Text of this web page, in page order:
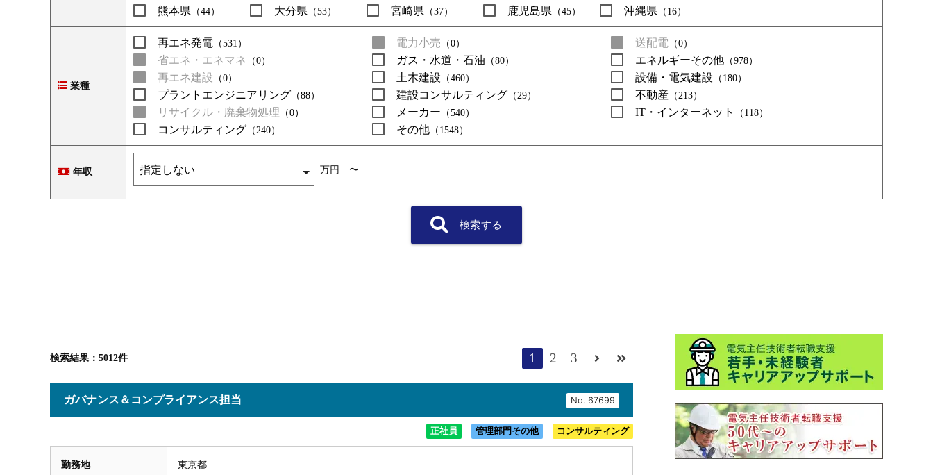
熊本県 （44） 大分県 （53） 宮崎県 （37） 鹿児島県 （45） 沖縄県 （16）
業種
再エネ発電 （531） 電力小売 （0） 送配電 （0）
省エネ・エネマネ （0） ガス・水道・石油 （80） エネルギーその他 （978）
再エネ建設 （0） 土木建設 （460） 設備・電気建設 （180）
プラントエンジニアリング （88） 建設コンサルティング （29） 不動産 （213）
リサイクル・廃棄物処理 （0） メーカー （540） IT・インターネット （118）
コンサルティング （240） その他 （1548）
年収 万円 〜
検索する
検索結果：5012件 1 2 3
No.
ガバナンス＆コンプライアンス担当
正社員 管理部門その他 コンサルティング
勤務地 東京都